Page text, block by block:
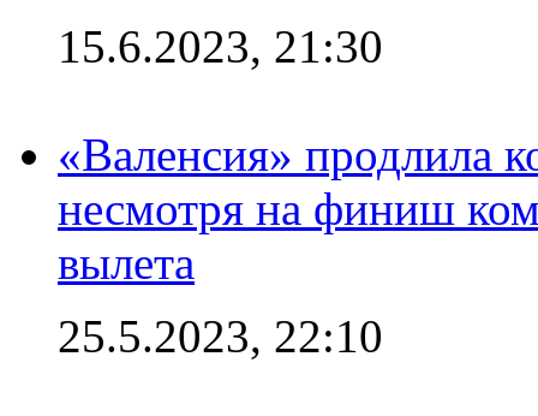
15.6.2023, 21:30
«Валенсия» продлила
несмотря на финиш
вылета
25.5.2023, 22:10